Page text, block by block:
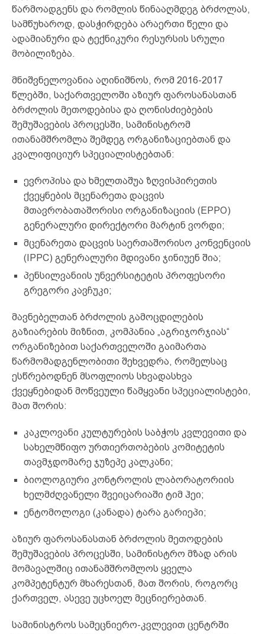
წარმოადგენს და რომლის წინააღმდეგ ბრძოლას,
სამწუხაროდ, დასჭირდება არაერთი წელი და
ადამიანური და ტექნიკური რესურსის სრული
მობილიზება.
მნიშვნელოვანია აღინიშნოს, რომ 2016-2017
წლებში, საქართველოში აზიურ ფაროსანასთან
ბრძოლის მეთოდებისა და ღონისძიებების
შემუშავების პროცესში, სამინისტრომ
ითანამშრომლა შემდეგ ორგანიზაციებთან და
კვალიფიციურ სპეციალისტებთან:
ევროპისა და ხმელთაშუა ზღვისპირეთის
ქვეყნების მცენარეთა დაცვის
მთავრობათაშორისი ორგანიზაციის (EPPO)
გენერალური დირექტორი მარტინ ვორდი;
მცენარეთა დაცვის საერთაშორისო კონვენციის
(IPPC) გენერალური მდივანი ჯინიუენ შია;
პენსილვანიის უნვერსიტეტის პროფესორი
გრეგორი კავჩუკი;
მავნებელთან ბრძოლის გამოცდილების
გაზიარების მიზნით, კომპანია „აგრიჯორჯიას“
ორგანიზებით საქართველოში გაიმართა
წარმომადგენლობითი შეხვედრა, რომელსაც
ესწრებოდნენ მსოფლიოს სხვადასხვა
ქვეყნებიდან მოწვეული წამყვანი სპეციალისტები,
მათ შორის:
კაკლოვანი კულტურების საბჭოს კვლევითი და
სახელმწიფო ურთიერთობების კომიტეტის
თავმჯდომარე ჯუზეპე კალკანი;
ბიოლოგიური კონტროლის ლაბორატორიის
ხელმძღვანელი შვეიცარიაში ტიმ ჰეი;
ენტომოლოგი (კანადა) ტარა გარიეპი;
აზიურ ფაროსანასთან ბრძოლის მეთოდების
შემუშავების პროცესში, სამინისტრო მზად არის
მომავალშიც ითანამშრომლოს ყველა
კომპეტენტურ მხარესთან, მათ შორის, როგორც
ქართველ, ასევე უცხოელ მეცნიერებთან.
სამინისტროს სამეცნიერო-კვლევით ცენტრში